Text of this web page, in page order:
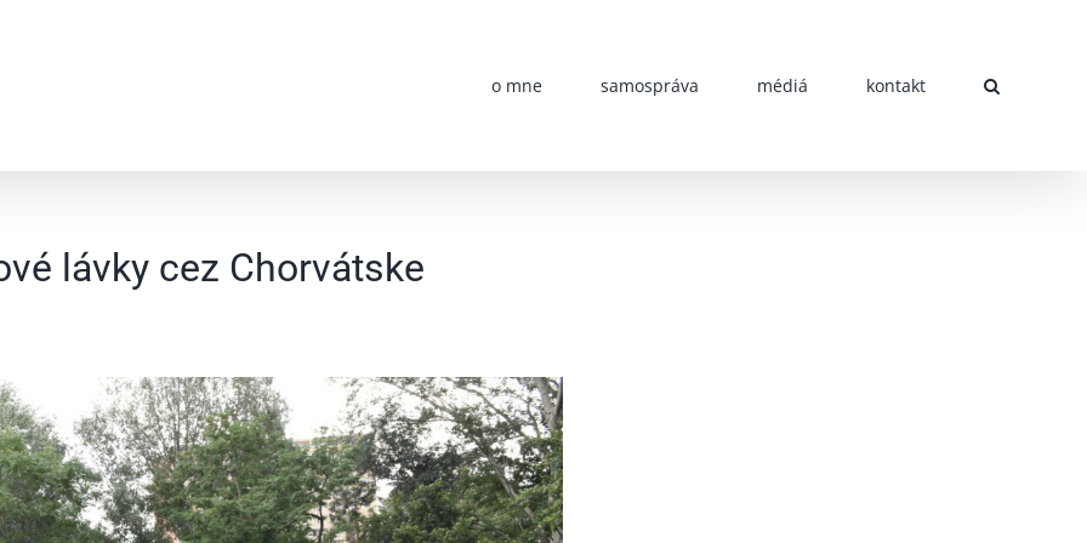
o mne samospráva médiá kontakt
lávky cez Chorvátske